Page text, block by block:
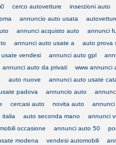
cerco autovetture inserzioni auto
annuncio auto usata
annunci acquisto auto annunci
annunci auto usate a auto prova
usate vendesi annunci auto gpl
annunci auto da privati www annunci
auto nuove annunci auto usate
padova annuncio auto
cercasi auto novita auto
italia auto seconda mano annunci
occasione annunci auto 50
modena vendesi automobili